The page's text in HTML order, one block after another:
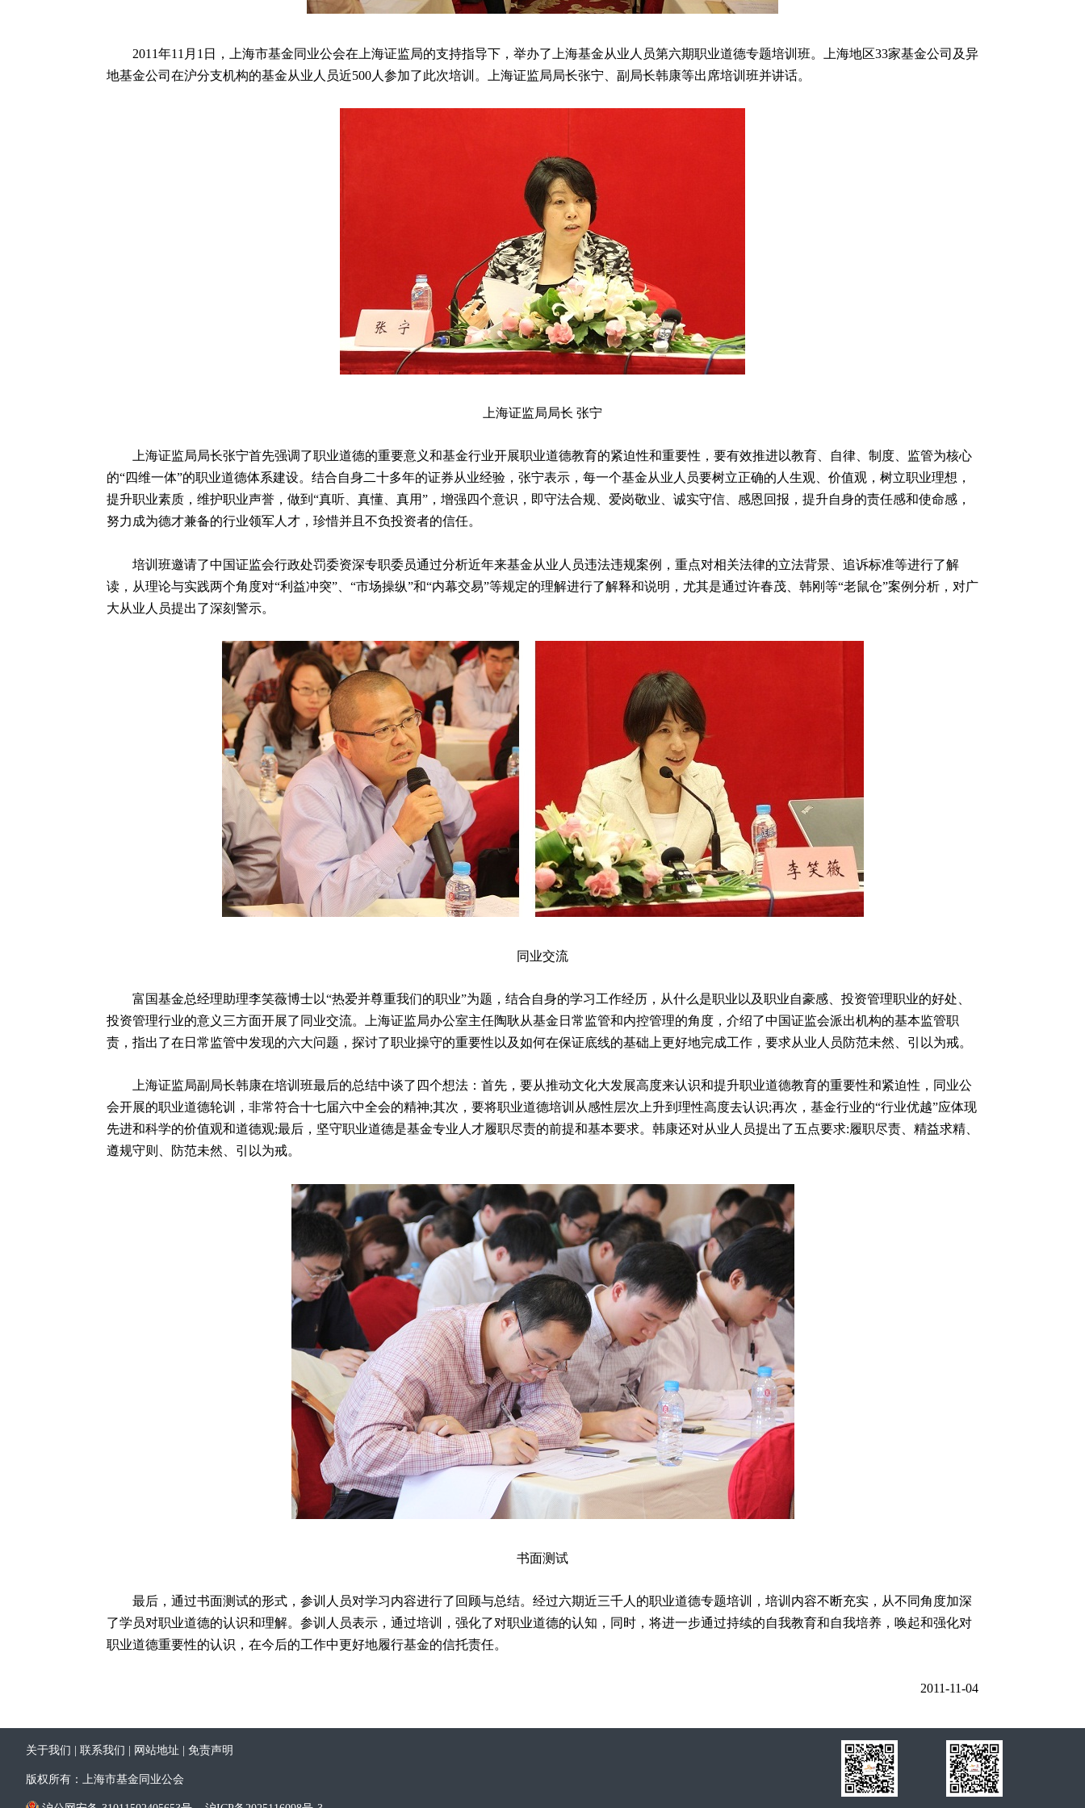
2011年11月1日，上海市基金同业公会在上海证监局的支持指导下，举办了上海基金从业人员第六期职业道德专题培训班。上海地区33家基金公司及异
地基金公司在沪分支机构的基金从业人员近500人参加了此次培训。上海证监局局长张宁、副局长韩康等出席培训班并讲话。
上海证监局局长 张宁
上海证监局局长张宁首先强调了职业道德的重要意义和基金行业开展职业道德教育的紧迫性和重要性，要有效推进以教育、自律、制度、监管为核心
的“四维一体”的职业道德体系建设。结合自身二十多年的证券从业经验，张宁表示，每一个基金从业人员要树立正确的人生观、价值观，树立职业理想，
提升职业素质，维护职业声誉，做到“真听、真懂、真用”，增强四个意识，即守法合规、爱岗敬业、诚实守信、感恩回报，提升自身的责任感和使命感，
努力成为德才兼备的行业领军人才，珍惜并且不负投资者的信任。
培训班邀请了中国证监会行政处罚委资深专职委员通过分析近年来基金从业人员违法违规案例，重点对相关法律的立法背景、追诉标准等进行了解
读，从理论与实践两个角度对“利益冲突”、“市场操纵”和“内幕交易”等规定的理解进行了解释和说明，尤其是通过许春茂、韩刚等“老鼠仓”案例分析，对广
大从业人员提出了深刻警示。
同业交流
富国基金总经理助理李笑薇博士以“热爱并尊重我们的职业”为题，结合自身的学习工作经历，从什么是职业以及职业自豪感、投资管理职业的好处、
投资管理行业的意义三方面开展了同业交流。上海证监局办公室主任陶耿从基金日常监管和内控管理的角度，介绍了中国证监会派出机构的基本监管职
责，指出了在 日常监管中发现的六大问题，探讨了职业操守的重要性以及如何在保证底线的基础上更好地完成工作，要求从业人员防范未然、引以为戒。
上海证监局副局长韩康在培训班最后的总结中谈了四个想法：首先，要从推动文化大发展高度来认识和提升职业道德教育的重要性和紧迫性，同业公
会开展的职业道德轮训，非常符合十七届六中全会的精神;其次，要将职业道德培训从感性层次上升到理性高度去认识;再次，基金行业的“行业优越”应体现
先进和科学的价值观和道德观;最后，坚守职业道德是基金专业人才履职尽责的前提和基本要求。韩康还对从业人员提出了五点要求:履职尽责、精益求精、
遵规守则、防范未然、引以为戒。
书面测试
最后，通过书面测试的形式，参训人员对学习内容进行了回顾与总结。经过六期近三千人的职业道德专题培训，培训内容不断充实，从不同角度加深
了学员对职业道德的认识和理解。参训人员表示，通过培训，强化了对职业道德的认知，同时，将进一步通过持续的自我教育和自我培养，唤起和强化对
职业道德重要性的认识，在今后的工作中更好地履行基金的信托责任。
2011-11-04
关于我们 联系我们 网站地址 免责声明
版权所有：上海市基金同业公会